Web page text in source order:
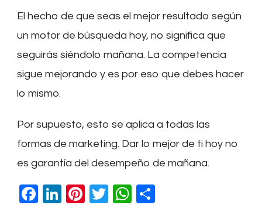
El hecho de que seas el mejor resultado según
un motor de búsqueda hoy, no significa que
seguirás siéndolo mañana. La competencia
sigue mejorando y es por eso que debes hacer
lo mismo.
Por supuesto, esto se aplica a todas las
formas de marketing. Dar lo mejor de ti hoy no
es garantía del desempeño de mañana.
Facebook
LinkedIn
Pinterest
TwitterWhatsApp